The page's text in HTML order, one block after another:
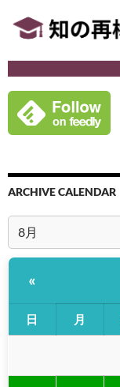
ARCHIVE CALENDAR
«
日 月